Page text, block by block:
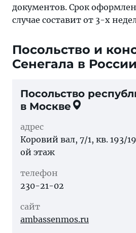
документов. Срок
случае составит от 3-х
Посольство и
Сенегала в России
Посольство
в Москве
адрес
Коровий вал, 7/1, кв. 193/
ой этаж
телефон
230-21-02
сайт
ambassenmos.ru